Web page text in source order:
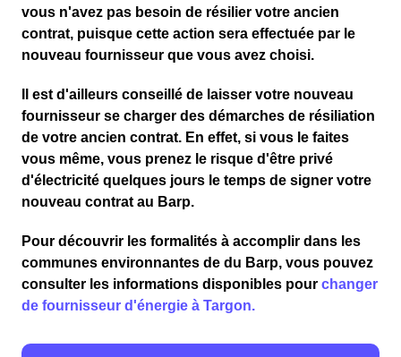
vous n'avez pas besoin de résilier votre ancien
contrat, puisque cette action sera effectuée par le
nouveau fournisseur que vous avez choisi.
Il est d'ailleurs conseillé de laisser votre nouveau
fournisseur se charger des démarches de résiliation
de votre ancien contrat. En effet, si vous le faites
vous même, vous prenez le risque d'être privé
d'électricité quelques jours le temps de signer votre
nouveau contrat au Barp.
Pour découvrir les formalités à accomplir dans les
communes environnantes de du Barp, vous pouvez
consulter les informations disponibles pour changer
de fournisseur d'énergie à Targon.